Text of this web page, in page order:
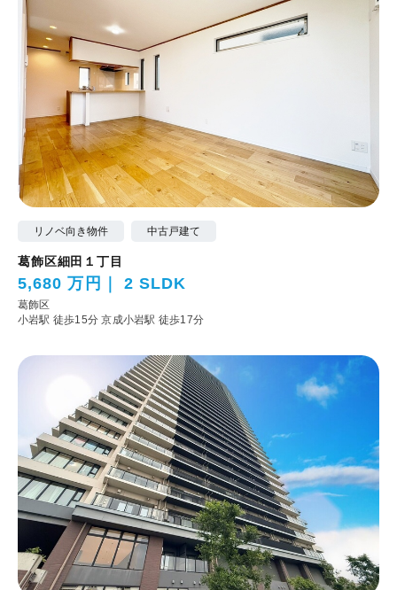
リノベ向き物件 中古戸建て
葛飾区細田１丁目
5,680 万円 2 SLDK
葛飾区
小岩駅 徒歩15分京成小岩駅 徒歩17分